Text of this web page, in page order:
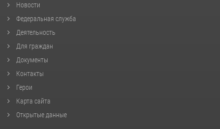
Новости
Федеральная служба
Деятельность
Для граждан
Документы
Контакты
Герои
Карта сайта
Открытые данные